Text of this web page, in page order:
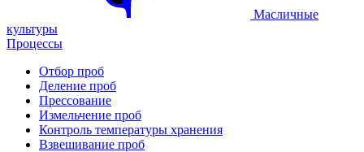
Масличные
культуры
Процессы
Отбор проб
Деление проб
Прессование
Измельчение проб
Контроль температуры хранения
Взвешивание проб